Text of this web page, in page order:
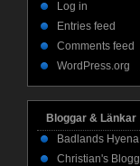
Log in
Entries feed
Comments feed
WordPress.org
Bloggar & Länkar
Badlands Hyena
Christian's Blogg